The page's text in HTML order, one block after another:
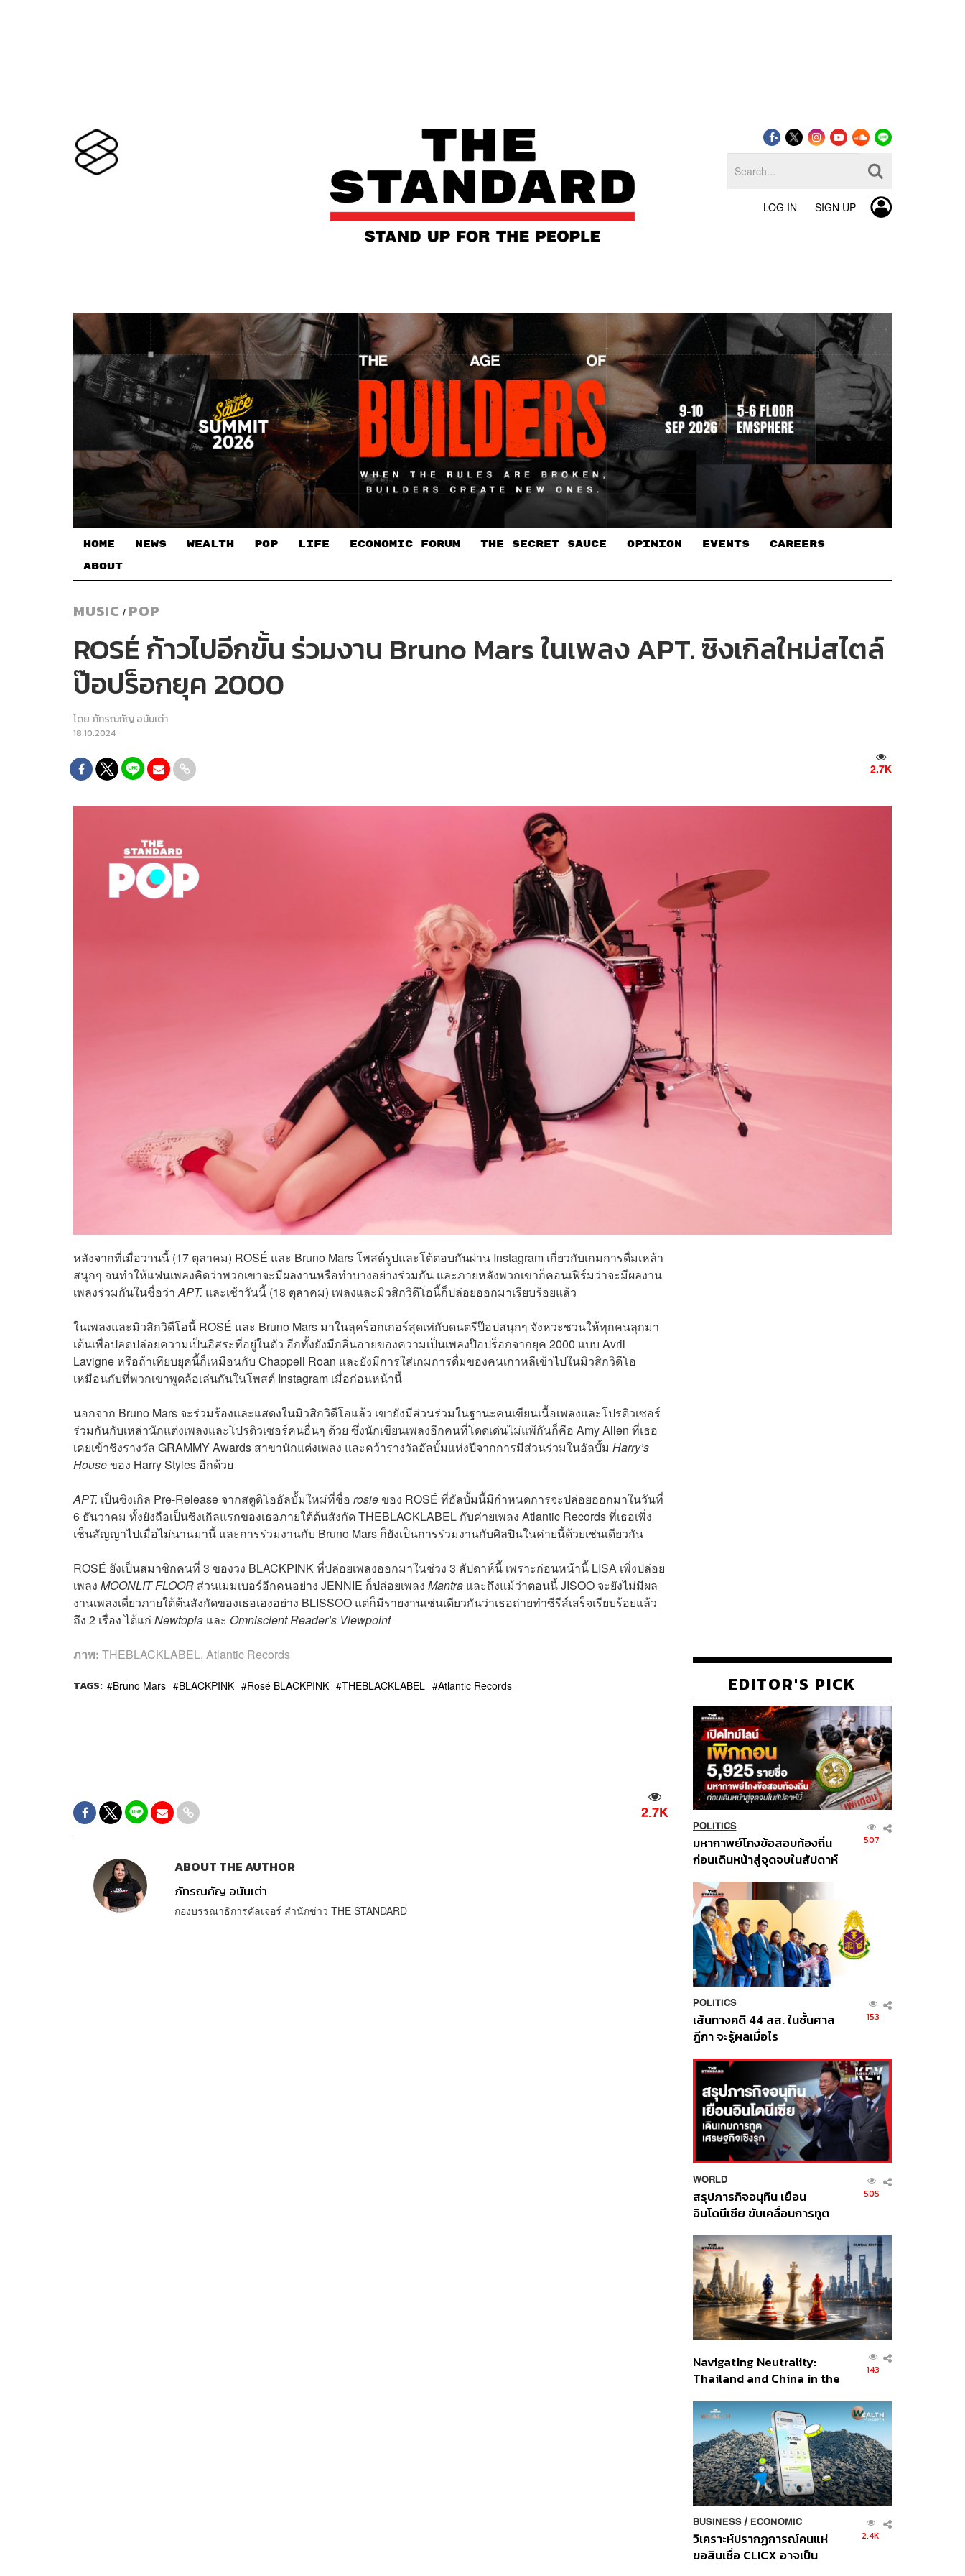
LOG IN SIGN UP
HOME NEWS WEALTH POP LIFE ECONOMIC FORUM THE SECRET SAUCE​ OPINION EVENTS CAREERS
ABOUT
MUSIC / POP
ROSÉ ก้าวไปอีกขั้น ร่วมงาน Bruno Mars ในเพลง APT. ซิงเกิลใหม่สไตล์
ป๊อปร็อกยุค 2000
โดย ภัทรณกัญ อนันเต่า
18.10.2024
2.7K
หลังจากที่เมื่อวานนี้ (17 ตุลาคม) ROSÉ และ Bruno Mars โพสต์รูปและโต้ตอบกันผ่าน Instagram เกี่ยวกับเกมการดื่มเหล้า
สนุกๆ จนทำให้แฟนเพลงคิดว่าพวกเขาจะมีผลงานหรือทำบางอย่างร่วมกัน และภายหลังพวกเขาก็คอนเฟิร์มว่าจะมีผลงาน
เพลงร่วมกันในชื่อว่าAPT. และเช้าวันนี้ (18 ตุลาคม) เพลงและมิวสิกวิดีโอนี้ก็ปล่อยออกมาเรียบร้อยแล้ว
ในเพลงและมิวสิกวิดีโอนี้ ROSÉ และ Bruno Mars มาในลุคร็อกเกอร์สุดเท่กับดนตรีป๊อปสนุกๆ จังหวะชวนให้ทุกคนลุกมา
เต้นเพื่อปลดปล่อยความเป็นอิสระที่อยู่ในตัว อีกทั้งยังมีกลิ่นอายของความเป็นเพลงป๊อปร็อกจากยุค 2000 แบบ Avril
Lavigne หรือถ้าเทียบยุคนี้ก็เหมือนกับ Chappell Roan และยังมีการใส่เกมการดื่มของคนเกาหลีเข้าไปในมิวสิกวิดีโอ
เหมือนกับที่พวกเขาพูดล้อเล่นกันในโพสต์ Instagram เมื่อก่อนหน้านี้
นอกจาก Bruno Mars จะร่วมร้องและแสดงในมิวสิกวิดีโอแล้ว เขายังมีส่วนร่วมในฐานะคนเขียนเนื้อเพลงและโปรดิวเซอร์
ร่วมกันกับเหล่านักแต่งเพลงและโปรดิวเซอร์คนอื่นๆ ด้วย ซึ่งนักเขียนเพลงอีกคนที่โดดเด่นไม่แพ้กันก็คือ Amy Allen ที่เธอ
เคยเข้าชิงรางวัล GRAMMY Awards สาขานักแต่งเพลง และคว้ารางวัลอัลบั้มแห่งปีจากการมีส่วนร่วมในอัลบั้ม Harry’s
Houseของ Harry Styles อีกด้วย
APT. เป็นซิงเกิล Pre-Release จากสตูดิโออัลบั้มใหม่ที่ชื่อ rosieของ ROSÉ ที่อัลบั้มนี้มีกำหนดการจะปล่อยออกมาในวันที่
6 ธันวาคม ทั้งยังถือเป็นซิงเกิลแรกของเธอภายใต้ต้นสังกัด THEBLACKLABEL กับค่ายเพลง Atlantic Records ที่เธอเพิ่ง
เซ็นสัญญาไปเมื่อไม่นานมานี้ และการร่วมงานกับ Bruno Mars ก็ยังเป็นการร่วมงานกับศิลปินในค่ายนี้ด้วยเช่นเดียวกัน
ROSÉ ยังเป็นสมาชิกคนที่ 3 ของวง BLACKPINK ที่ปล่อยเพลงออกมาในช่วง 3 สัปดาห์นี้ เพราะก่อนหน้านี้ LISA เพิ่งปล่อย
เพลง MOONLIT FLOOR ส่วนเมมเบอร์อีกคนอย่าง JENNIE ก็ปล่อยเพลง Mantra และถึงแม้ว่าตอนนี้ JISOO จะยังไม่มีผล
งานเพลงเดี่ยวภายใต้ต้นสังกัดของเธอเองอย่าง BLISSOO แต่ก็มีรายงานเช่นเดียวกันว่าเธอถ่ายทำซีรีส์เสร็จเรียบร้อยแล้ว
ถึง 2 เรื่อง ได้แก่ Newtopia และ Omniscient Reader’s Viewpoint
ภาพ: THEBLACKLABEL, Atlantic Records
TAGS: Bruno Mars BLACKPINK Rosé BLACKPINK THEBLACKLABEL Atlantic Records
2.7K
ABOUT THE AUTHOR
ภัทรณกัญ อนันเต่า
กองบรรณาธิการคัลเจอร์ สำนักข่าว THE STANDARD
EDITOR'S PICK
POLITICS
มหากาพย์โกงข้อสอบท้องถิ่น
ก่อนเดินหน้าสู่จุดจบในสัปดาห์
507
POLITICS
เส้นทางคดี 44 สส. ในชั้นศาล
ฎีกา จะรู้ผลเมื่อไร
153
WORLD
สรุปภารกิจอนุทิน เยือน
อินโดนีเซีย ขับเคลื่อนการทูต
ส่วนยุทธศาสตร์ไทย –
อินโดนีเซีย
505
Navigating Neutrality:
Thailand and China in the
Order
143
BUSINESS/ ECONOMIC
วิเคราะห์ปรากฏการณ์คนแห่
ขอสินเชื่อ CLICX อาจเป็น
2.4K